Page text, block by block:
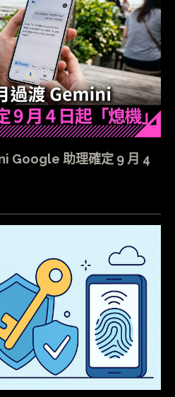
Google 助理確定 9 月 4